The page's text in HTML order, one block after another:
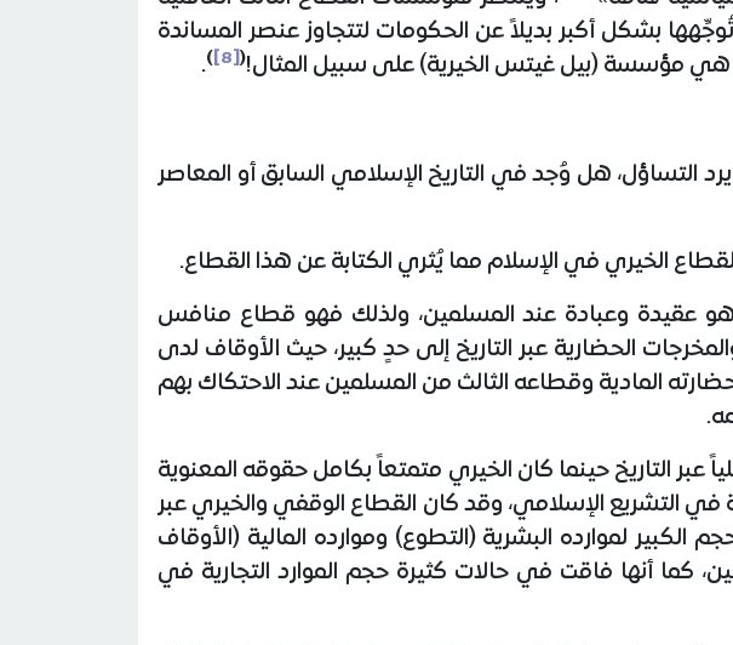
بشكل أكبر بديلاً عن الحكومات لتتجاوز عنصر المساندة
هي مؤسسة (بيل غيتس الخيرية) على سبيل المثال!(
[8]
)
.
التساؤل، هل وُجد في التاريخ الإسلامي السابق أو المعاصر
الخيري في الإسلام مما يُثري الكتابة عن هذا القطاع.
عقيدة وعبادة عند المسلمين، ولذلك فهو قطاع منافس
الحضارية عبر التاريخ إلى حدٍ كبير، حيث الأوقاف لدى
المادية وقطاعه الثالث من المسلمين عند الاحتكاك بهم
التاريخ حينما كان الخيري متمتعاً بكامل حقوقه المعنوية
في التشريع الإسلامي، وقد كان القطاع الوقفي والخيري عبر
لموارده البشرية (التطوع) وموارده المالية (الأوقاف
كما أنها فاقت في حالات كثيرة حجم الموارد التجارية في